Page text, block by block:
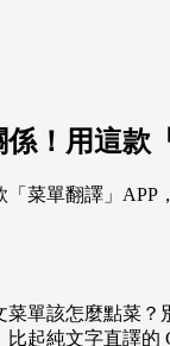
！用這款
單該怎麼點菜
起純文字直譯的